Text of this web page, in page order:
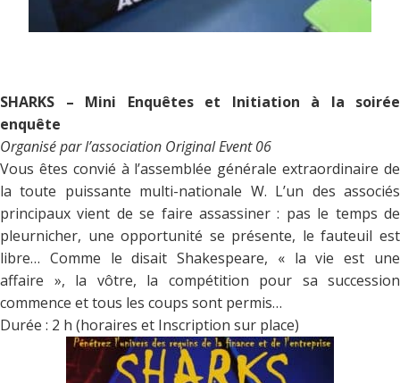
SHARKS – Mini Enquêtes et Initiation à la soirée
enquête
Organisé par l’association Original Event 06
Vous êtes convié à l’assemblée générale extraordinaire de
la toute puissante multi-nationale W. L’un des associés
principaux vient de se faire assassiner : pas le temps de
pleurnicher, une opportunité se présente, le fauteuil est
libre… Comme le disait Shakespeare, « la vie est une
affaire », la vôtre, la compétition pour sa succession
commence et tous les coups sont permis…
Durée : 2 h (horaires et Inscription sur place)